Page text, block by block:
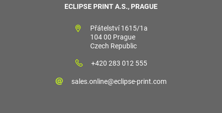
ECLIPSE PRINT A.S., PRAGUE
Přátelství 1615/1a
104 00 Prague
Czech Republic
+420 283 012 555
sales.online@eclipse-print.com